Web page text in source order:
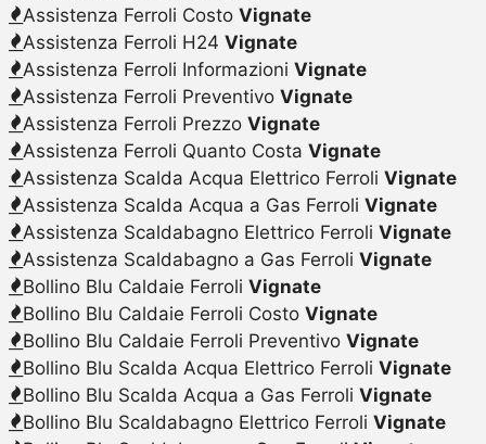
Assistenza Ferroli Costo Vignate
Assistenza Ferroli H24 Vignate
Assistenza Ferroli Informazioni Vignate
Assistenza Ferroli Preventivo Vignate
Assistenza Ferroli Prezzo Vignate
Assistenza Ferroli Quanto Costa Vignate
Assistenza Scalda Acqua Elettrico Ferroli Vignate
Assistenza Scalda Acqua a Gas Ferroli Vignate
Assistenza Scaldabagno Elettrico Ferroli Vignate
Assistenza Scaldabagno a Gas Ferroli Vignate
Bollino Blu Caldaie Ferroli Vignate
Bollino Blu Caldaie Ferroli Costo Vignate
Bollino Blu Caldaie Ferroli Preventivo Vignate
Bollino Blu Scalda Acqua Elettrico Ferroli Vignate
Bollino Blu Scalda Acqua a Gas Ferroli Vignate
Bollino Blu Scaldabagno Elettrico Ferroli Vignate